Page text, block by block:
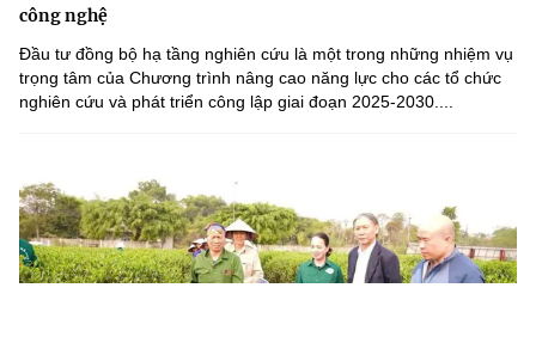
công nghệ
Đầu tư đồng bộ hạ tầng nghiên cứu là một trong những nhiệm vụ
trọng tâm của Chương trình nâng cao năng lực cho các tổ chức
nghiên cứu và phát triển công lập giai đoạn 2025-2030....